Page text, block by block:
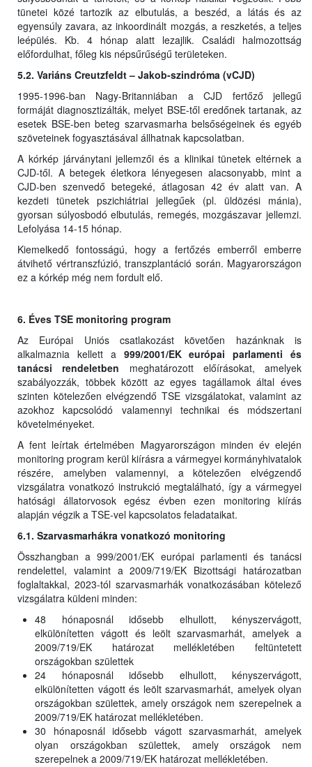
tünetei közé tartozik az elbutulás, a beszéd, a látás és az
egyensúly zavara, az inkoordinált mozgás, a reszketés, a teljes
leépülés. Kb. 4 hónap alatt lezajlik. Családi halmozottság
előfordulhat, főleg kis népsűrűségű területeken.
5.2. Variáns Creutzfeldt – Jakob-szindróma (vCJD)
1995-1996-ban Nagy-Britanniában a CJD fertőző jellegű
formáját diagnosztizálták, melyet BSE-től eredőnek tartanak, az
esetek BSE-ben beteg szarvasmarha belsőségeinek és egyéb
szöveteinek fogyasztásával állhatnak kapcsolatban.
A kórkép járványtani jellemzői és a klinikai tünetek eltérnek a
CJD-től. A betegek életkora lényegesen alacsonyabb, mint a
CJD-ben szenvedő betegeké, átlagosan 42 év alatt van. A
kezdeti tünetek pszichiátriai jellegűek (pl. üldözési mánia),
gyorsan súlyosbodó elbutulás, remegés, mozgászavar jellemzi.
Lefolyása 14-15 hónap.
Kiemelkedő fontosságú, hogy a fertőzés emberről emberre
átvihető vértranszfúzió, transzplantáció során. Magyarországon
ez a kórkép még nem fordult elő.
6. Éves TSE monitoring program
Az Európai Uniós csatlakozást követően hazánknak is
alkalmaznia kellett a 999/2001/EK európai parlamenti és
tanácsi rendeletben meghatározott előírásokat, amelyek
szabályozzák, többek között az egyes tagállamok által éves
szinten kötelezően elvégzendő TSE vizsgálatokat, valamint az
azokhoz kapcsolódó valamennyi technikai és módszertani
követelményeket.
A fent leírtak értelmében Magyarországon minden év elején
monitoring program kerül kiírásra a vármegyei kormányhivatalok
részére, amelyben valamennyi, a kötelezően elvégzendő
vizsgálatra vonatkozó instrukció megtalálható, így a vármegyei
hatósági állatorvosok egész évben ezen monitoring kiírás
alapján végzik a TSE-vel kapcsolatos feladataikat.
6.1. Szarvasmarhákra vonatkozó monitoring
Összhangban a 999/2001/EK európai parlamenti és tanácsi
rendelettel, valamint a 2009/719/EK Bizottsági határozatban
foglaltakkal, 2023-tól szarvasmarhák vonatkozásában kötelező
vizsgálatra küldeni minden:
48 hónaposnál idősebb elhullott, kényszervágott,
elkülönítetten vágott és leölt szarvasmarhát, amelyek a
2009/719/EK határozat mellékletében feltüntetett
országokban születtek
24 hónaposnál idősebb elhullott, kényszervágott,
elkülönítetten vágott és leölt szarvasmarhát, amelyek olyan
országokban születtek, amely országok nem szerepelnek a
2009/719/EK határozat mellékletében.
30 hónaposnál idősebb vágott szarvasmarhát, amelyek
olyan országokban születtek, amely országok nem
szerepelnek a 2009/719/EK határozat mellékletében.